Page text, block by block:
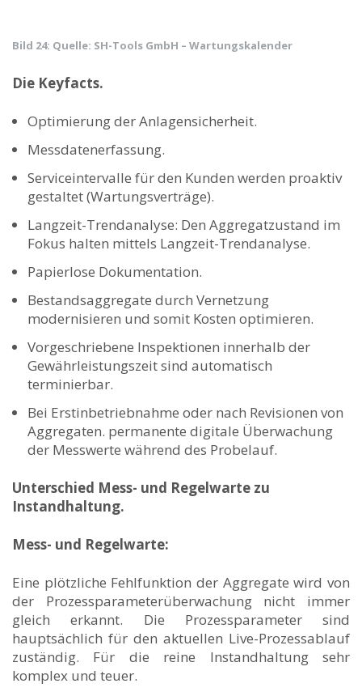
Bild 24: Quelle: SH-Tools GmbH – Wartungskalender
Die Keyfacts.
Optimierung der Anlagensicherheit.
Messdatenerfassung.
Serviceintervalle für den Kunden werden proaktiv
gestaltet (Wartungsverträge).
Langzeit-Trendanalyse: Den Aggregatzustand im
Fokus halten mittels Langzeit-Trendanalyse.
Papierlose Dokumentation.
Bestandsaggregate durch Vernetzung
modernisieren und somit Kosten optimieren.
Vorgeschriebene Inspektionen innerhalb der
Gewährleistungszeit sind automatisch
terminierbar.
Bei Erstinbetriebnahme oder nach Revisionen von
Aggregaten. permanente digitale Überwachung
der Messwerte während des Probelauf.
Unterschied Mess- und Regelwarte zu
Instandhaltung.
Mess- und Regelwarte:
Eine plötzliche Fehlfunktion der Aggregate wird von
der Prozessparameterüberwachung nicht immer
gleich erkannt. Die Prozessparameter sind
hauptsächlich für den aktuellen Live-Prozessablauf
zuständig. Für die reine Instandhaltung sehr
komplex und teuer.